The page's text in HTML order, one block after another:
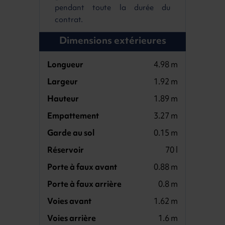
pendant toute la durée du
contrat.
Dimensions extérieures
Longueur
4.98 m
Largeur
1.92 m
Hauteur
1.89 m
Empattement
3.27 m
Garde au sol
0.15 m
Réservoir
70 l
Porte à faux avant
0.88 m
Porte à faux arrière
0.8 m
Voies avant
1.62 m
Voies arrière
1.6 m